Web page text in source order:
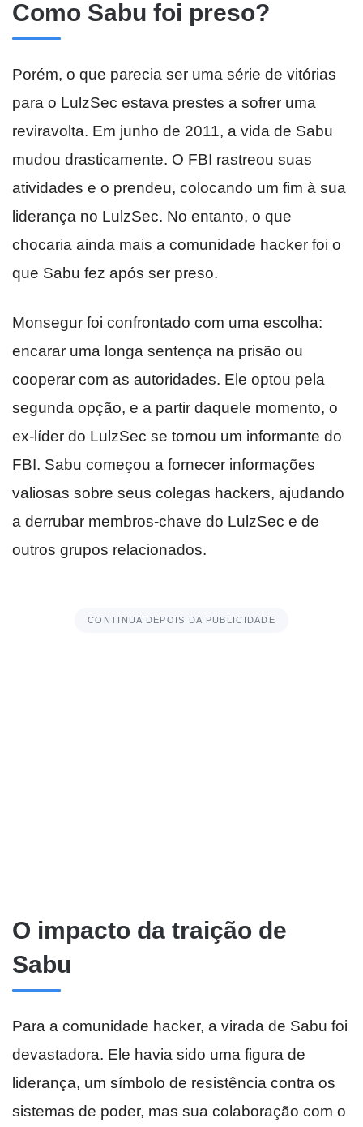
Como Sabu foi preso?
Porém, o que parecia ser uma série de vitórias
para o LulzSec estava prestes a sofrer uma
reviravolta. Em junho de 2011, a vida de Sabu
mudou drasticamente. O FBI rastreou suas
atividades e o prendeu, colocando um fim à sua
liderança no LulzSec. No entanto, o que
chocaria ainda mais a comunidade hacker foi o
que Sabu fez após ser preso.
Monsegur foi confrontado com uma escolha:
encarar uma longa sentença na prisão ou
cooperar com as autoridades. Ele optou pela
segunda opção, e a partir daquele momento, o
ex-líder do LulzSec se tornou um informante do
FBI. Sabu começou a fornecer informações
valiosas sobre seus colegas hackers, ajudando
a derrubar membros-chave do LulzSec e de
outros grupos relacionados.
CONTINUA DEPOIS DA PUBLICIDADE
O impacto da traição de
Sabu
Para a comunidade hacker, a virada de Sabu foi
devastadora. Ele havia sido uma figura de
liderança, um símbolo de resistência contra os
sistemas de poder, mas sua colaboração com o